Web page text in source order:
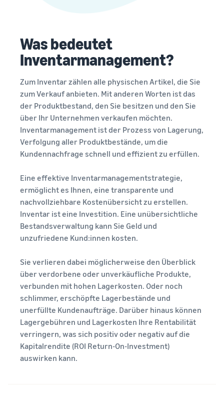
Was bedeutet
Inventarmanagement?
Zum Inventar zählen alle physischen Artikel, die Sie
zum Verkauf anbieten. Mit anderen Worten ist das
der Produktbestand, den Sie besitzen und den Sie
über Ihr Unternehmen verkaufen möchten.
Inventarmanagement ist der Prozess von Lagerung,
Verfolgung aller Produktbestände, um die
Kundennachfrage schnell und effizient zu erfüllen.
Eine effektive Inventarmanagementstrategie,
ermöglicht es Ihnen, eine transparente und
nachvollziehbare Kostenübersicht zu erstellen.
Inventar ist eine Investition. Eine unübersichtliche
Bestandsverwaltung kann Sie Geld und
unzufriedene Kund:innen kosten.
Sie verlieren dabei möglicherweise den Überblick
über verdorbene oder unverkäufliche Produkte,
verbunden mit hohen Lagerkosten. Oder noch
schlimmer, erschöpfte Lagerbestände und
unerfüllte Kundenaufträge. Darüber hinaus können
Lagergebühren und Lagerkosten Ihre Rentabilität
verringern, was sich positiv oder negativ auf die
Kapitalrendite (ROI Return-On-Investment)
auswirken kann.